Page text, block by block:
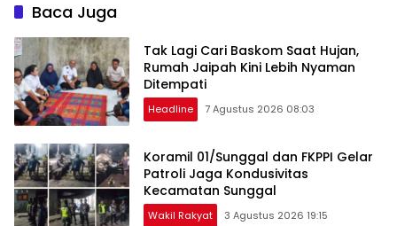
Baca Juga
Tak Lagi Cari Baskom Saat Hujan,
Rumah Jaipah Kini Lebih Nyaman
Ditempati
Headline 7 Agustus 2026 08:03
Koramil 01/Sunggal dan FKPPI Gelar
Patroli Jaga Kondusivitas
Kecamatan Sunggal
Wakil Rakyat 3 Agustus 2026 19:15